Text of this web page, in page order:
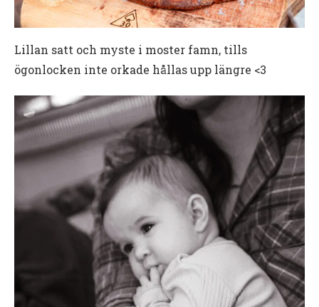
Lillan satt och myste i moster famn, tills
ögonlocken inte orkade hållas upp längre <3